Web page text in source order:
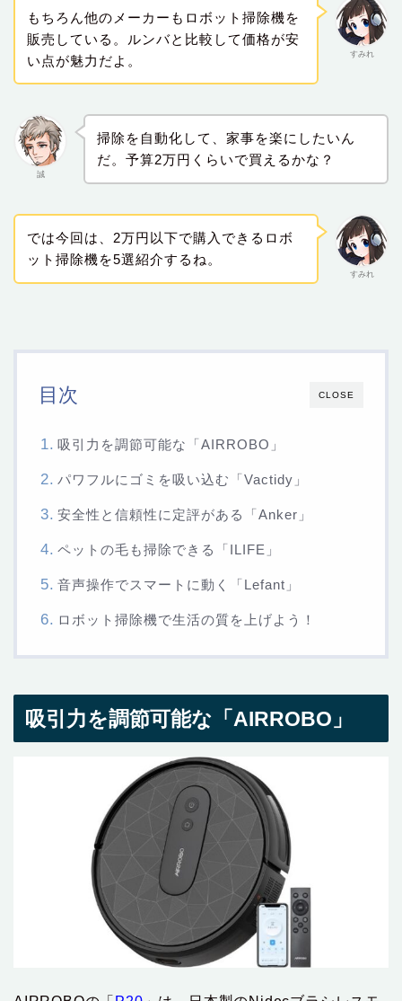
すみれ
もちろん他のメーカーもロボット掃除機を
販売している。ルンバと比較して価格が安
い点が魅力だよ。
誠
掃除を自動化して、家事を楽にしたいん
だ。予算2万円くらいで買えるかな？
すみれ
では今回は、2万円以下で購入できるロボ
ット掃除機を5選紹介するね。
CLOSE
目次
吸引力を調節可能な「AIRROBO」
パワフルにゴミを吸い込む「Vactidy」
安全性と信頼性に定評がある「Anker」
ペットの毛も掃除できる「ILIFE」
音声操作でスマートに動く「Lefant」
ロボット掃除機で生活の質を上げよう！
吸引力を調節可能な「AIRROBO」